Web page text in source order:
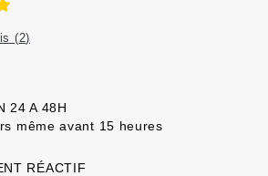
(2)
24 A 48H
même avant 15 heures
RÉACTIF